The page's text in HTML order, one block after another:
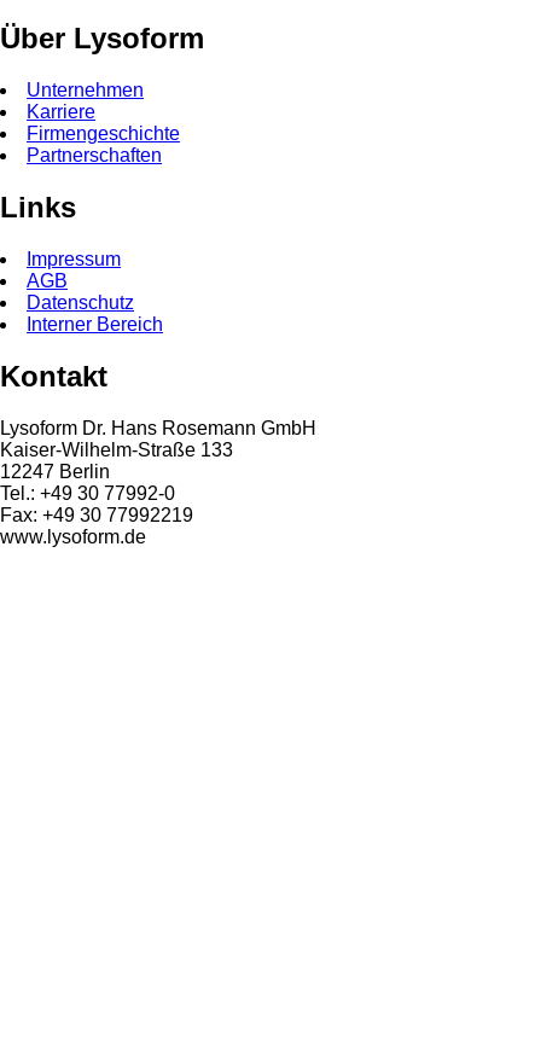
Über Lysoform
Unternehmen
Karriere
Firmengeschichte
Partnerschaften
Links
Impressum
AGB
Datenschutz
Interner Bereich
Kontakt
Lysoform Dr. Hans Rosemann GmbH
Kaiser-Wilhelm-Straße 133
12247 Berlin
Tel.: +49 30 77992-0
Fax: +49 30 77992219
www.lysoform.de